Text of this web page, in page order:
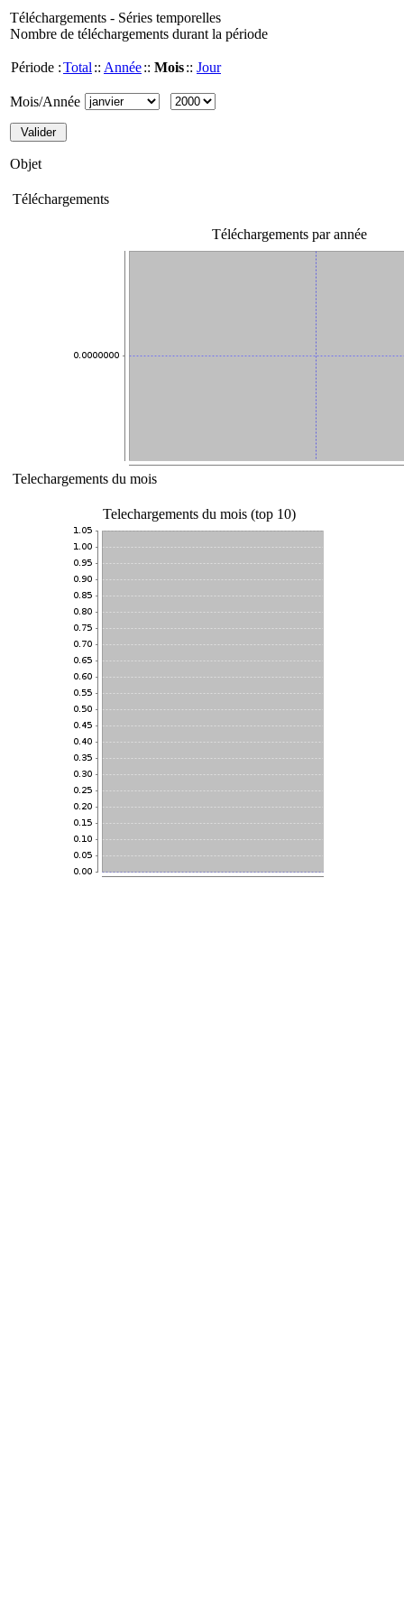
Téléchargements - Séries temporelles
Nombre de téléchargements durant la période
Période :Total :: Année:: Mois:: Jour
Mois/Année
Objet
Téléchargements
Téléchargements par année
Telechargements du mois
Telechargements du mois (top 10)